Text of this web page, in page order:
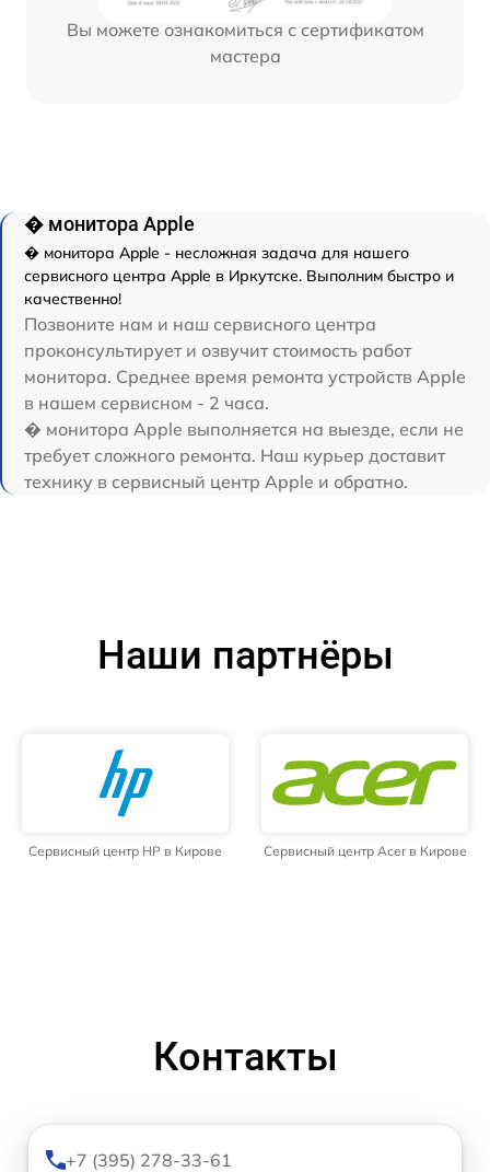
Вы можете ознакомиться с сертификатом
мастера
� монитора Apple
� монитора Apple - несложная задача для нашего
сервисного центра Apple в Иркутске. Выполним быстро и
качественно!
Позвоните нам и наш сервисного центра
проконсультирует и озвучит стоимость работ
монитора. Среднее время ремонта устройств Apple
в нашем сервисном - 2 часа.
� монитора Apple выполняется на выезде, если не
требует сложного ремонта. Наш курьер доставит
технику в сервисный центр Apple и обратно.
Наши партнёры
Сервисный центр HP в Кирове Сервисный центр Acer в Кирове
Контакты
+7 (395) 278-33-61